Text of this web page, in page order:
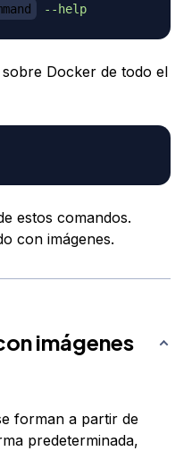
--help
Docker de todo el
estos comandos.
con imágenes.
imágenes
forman a partir de
predeterminada,